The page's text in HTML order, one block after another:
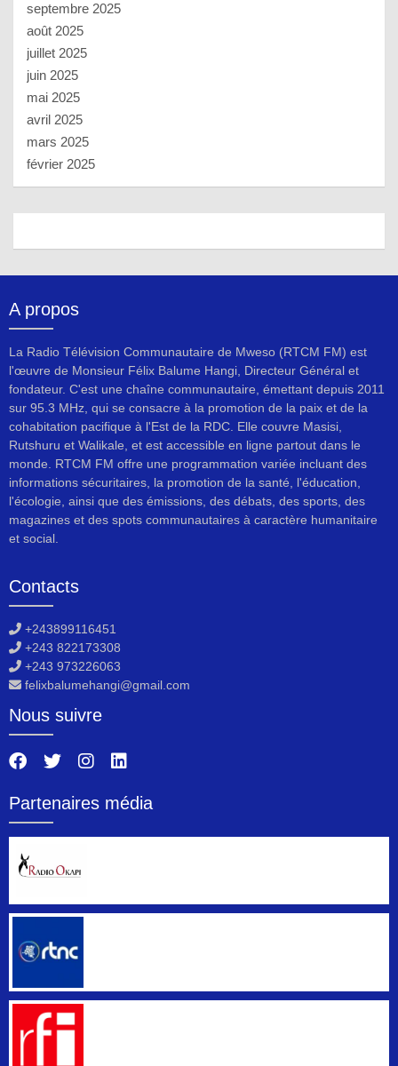
septembre 2025
août 2025
juillet 2025
juin 2025
mai 2025
avril 2025
mars 2025
février 2025
A propos
La Radio Télévision Communautaire de Mweso (RTCM FM) est
l'œuvre de Monsieur Félix Balume Hangi, Directeur Général et
fondateur. C'est une chaîne communautaire, émettant depuis 2011
sur 95.3 MHz, qui se consacre à la promotion de la paix et de la
cohabitation pacifique à l'Est de la RDC. Elle couvre Masisi,
Rutshuru et Walikale, et est accessible en ligne partout dans le
monde. RTCM FM offre une programmation variée incluant des
informations sécuritaires, la promotion de la santé, l'éducation,
l'écologie, ainsi que des émissions, des débats, des sports, des
magazines et des spots communautaires à caractère humanitaire
et social.
Contacts
+243899116451
+243 822173308
+243 973226063
felixbalumehangi@gmail.com
Nous suivre
Partenaires média